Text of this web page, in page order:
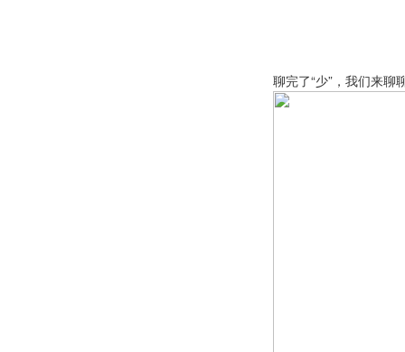
聊完了“少”，我们来聊